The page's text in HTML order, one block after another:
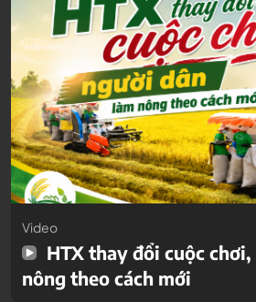
Video
HTX thay đổi cuộc
nông theo cách mới